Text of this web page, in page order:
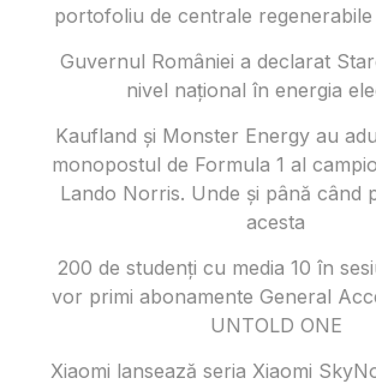
portofoliu de centrale
Guvernul României a declarat
nivel național în energia
Kaufland și Monster Energy au
monopostul de Formula 1 al
Lando Norris. Unde și până când
acesta
200 de studenți cu media 10 în
vor primi abonamente General
UNTOLD ONE
Xiaomi lansează seria Xiaomi